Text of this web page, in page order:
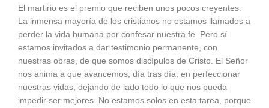
El martirio es el premio que reciben unos pocos creyentes.
La inmensa mayoría de los cristianos no estamos llamados a
perder la vida humana por confesar nuestra fe. Pero sí
estamos invitados a dar testimonio permanente, con
nuestras obras, de que somos discípulos de Cristo. El Señor
nos anima a que avancemos, día tras día, en perfeccionar
nuestras vidas, dejando de lado todo lo que nos pueda
impedir ser mejores. No estamos solos en esta tarea, porque